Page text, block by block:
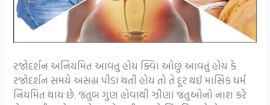
રજોદર્શન અનિયમિત આવતું હોય ક્વિા ઓછું આવતું હોય કે
રજોદર્શન સમયે અસહ્ય પીડા થતી હોય તો તે દૂર થઈ માસિક ધર્મ
નિયમિત થાય છે. જંતુબ ગુણ હોવાથી ઝીણાં જંતુઓનો નાશ કરે